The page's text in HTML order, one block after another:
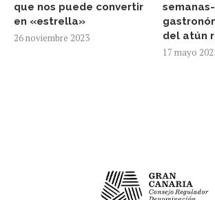
que nos puede convertir
en «estrella»
26 noviembre 2023
del atún
17 mayo